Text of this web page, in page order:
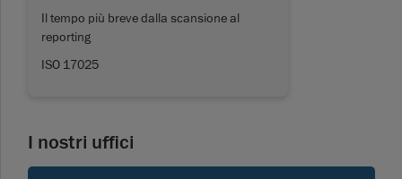
Il tempo più breve dalla scansione al
reporting
ISO 17025
I nostri uffici